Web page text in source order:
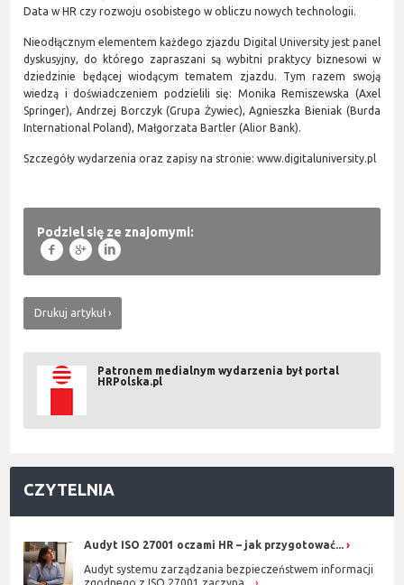
Data w HR czy rozwoju osobistego w obliczu nowych technologii.
Nieodłącznym elementem każdego zjazdu Digital University jest panel
dyskusyjny, do którego zapraszani są wybitni praktycy biznesowi w
dziedzinie będącej wiodącym tematem zjazdu. Tym razem swoją
wiedzą i doświadczeniem podzielili się: Monika Remiszewska (Axel
Springer), Andrzej Borczyk (Grupa Żywiec), Agnieszka Bieniak (Burda
International Poland), Małgorzata Bartler (Alior Bank).
Szczegóły wydarzenia oraz zapisy na stronie:www.digitaluniversity.pl
Podziel się ze znajomymi:
f g l
Drukuj artykuł
Patronem medialnym wydarzenia był portal
HRPolska.pl
CZYTELNIA
Audyt ISO 27001 oczami HR – jak przygotować...
Audyt systemu zarządzania bezpieczeństwem informacji
zgodnego z ISO 27001 zaczyna...